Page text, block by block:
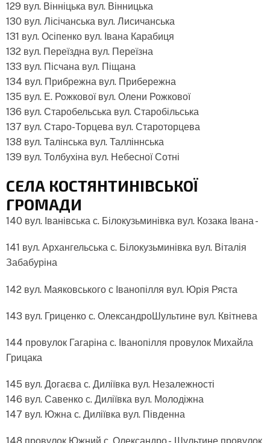
129 вул. Вінніцька вул. Вінницька
130 вул. Лісічанська вул. Лисичанська
131 вул. Осіпенко вул. Івана Карабиця
132 вул. Переїздна вул. Переїзна
133 вул. Пісчана вул. Піщана
134 вул. Прибрежна вул. Прибережна
135 вул. Е. Рожкової вул. Олени Рожкової
136 вул. Старобельська вул. Старобільська
137 вул. Старо-Торцева вул. Староторцева
138 вул. Талінська вул. Талліннська
139 вул. Толбухіна вул. Небесної Сотні
СЕЛА КОСТЯНТИНІВСЬКОЇ
ГРОМАДИ
140 вул. Іванівська с. Білокузьминівка вул. Козака Івана -
141 вул. Архангельська с. Білокузьминівка вул. Віталія
Забабуріна
142 вул. Маяковського с Іванопілля вул. Юрія Ряста
143 вул. Гриценко с. ОлександроШультине вул. Квітнева
144 провулок Гагаріна с. Іванопілля провулок Михайла
Грицака
145 вул. Догаєва с. Диліївка вул. Незалежності
146 вул. Савенко с. Диліївка вул. Молодіжна
147 вул. Южна с. Диліївка вул. Південна